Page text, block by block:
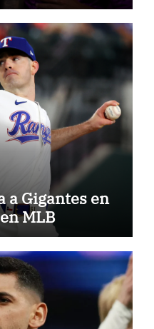
a Gigantes en
MLB